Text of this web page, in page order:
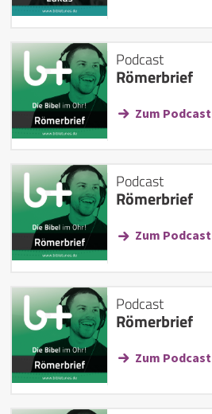
Podcast
Römerbrief
Zum Podcast
Podcast
Römerbrief
Zum Podcast
Podcast
Römerbrief
Zum Podcast